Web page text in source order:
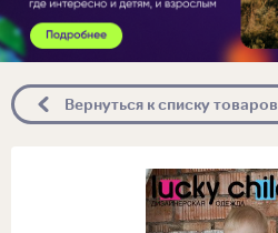
Вернуться к списку товаров